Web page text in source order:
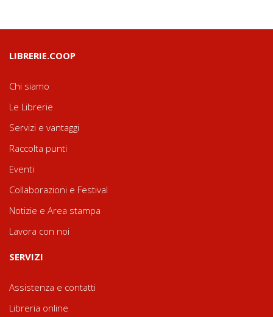
LIBRERIE.COOP
Chi siamo
Le Librerie
Servizi e vantaggi
Raccolta punti
Eventi
Collaborazioni e Festival
Notizie e Area stampa
Lavora con noi
SERVIZI
Assistenza e contatti
Libreria online